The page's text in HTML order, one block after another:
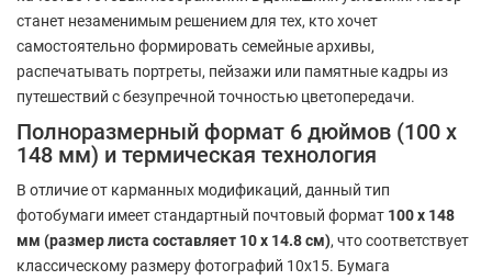
станет незаменимым решением для тех, кто хочет
самостоятельно формировать семейные архивы,
распечатывать портреты, пейзажи или памятные кадры из
путешествий с безупречной точностью цветопередачи.
Полноразмерный формат 6 дюймов (100 x
148 мм) и термическая технология
В отличие от карманных модификаций, данный тип
фотобумаги имеет стандартный почтовый формат 100 x 148
мм (размер листа составляет 10 х 14.8 см), что соответствует
классическому размеру фотографий 10х15. Бумага